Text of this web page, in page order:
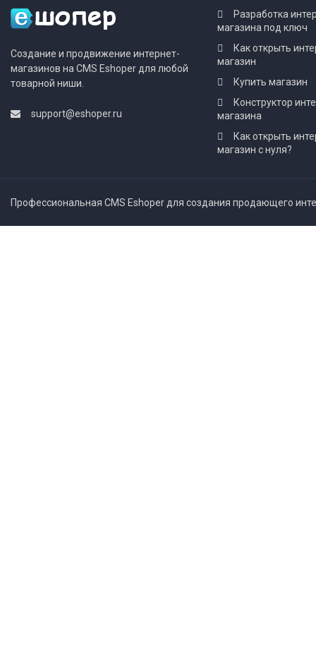
Создание и продвижение интернет-
магазинов на CMS Eshoper для любой
товарной ниши.
support@eshoper.ru
Разработка
магазина под ключ
Как открыть
магазин
Купить магазин
Конструктор
магазина
Как открыть
магазин с нуля?
Профессиональная CMS Eshoper для создания продающего